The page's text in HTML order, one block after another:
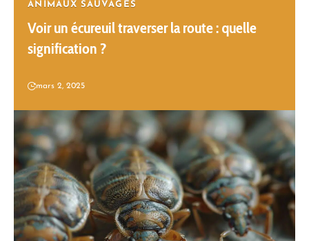
ANIMAUX SAUVAGES
Voir un écureuil traverser la route : quelle
signification ?
mars 2, 2025